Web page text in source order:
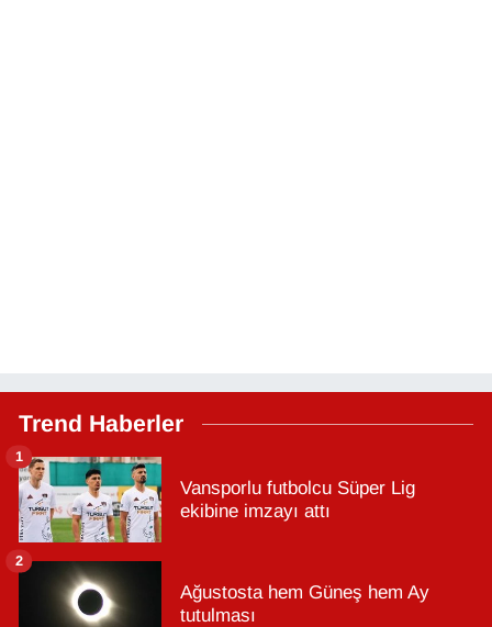
Trend Haberler
Vansporlu futbolcu Süper Lig
ekibine imzayı attı
1
Ağustosta hem Güneş hem Ay
tutulması
2